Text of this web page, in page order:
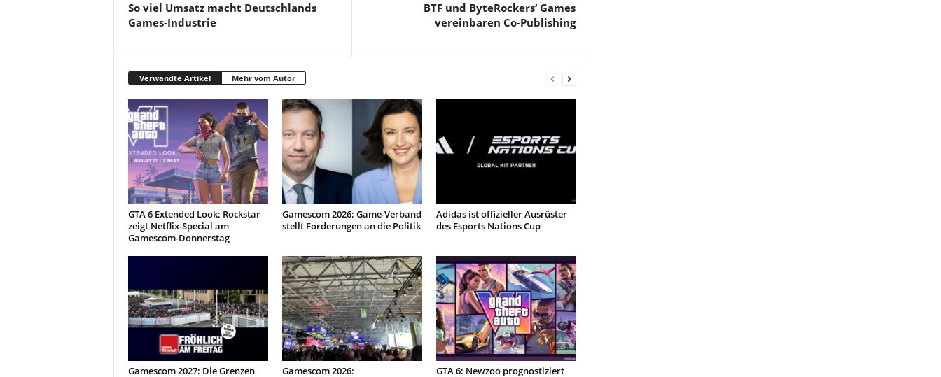
So viel Umsatz macht Deutschlands
Games-Industrie
BTF und ByteRockers‘ Games
vereinbaren Co-Publishing
Verwandte Artikel Mehr vom Autor
GTA 6 Extended Look: Rockstar
zeigt Netflix-Special am
Gamescom-Donnerstag
Gamescom 2026: Game-Verband
stellt Forderungen an die Politik
Adidas ist offizieller Ausrüster
des Esports Nations Cup
Gamescom 2027: Die Grenzen
Gamescom 2026:
GTA 6: Newzoo prognostiziert